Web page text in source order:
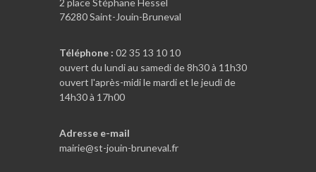
2 place Stéphane Hessel
76280 Saint-Jouin-Bruneval
Téléphone : 02 35 13 10 10
ouvert du lundi au samedi de 8h30 à 11h30
ouvert l'après-midi le mardi et le jeudi de
14h30 à 17h00
Adresse e-mail
mairie@st-jouin-bruneval.fr